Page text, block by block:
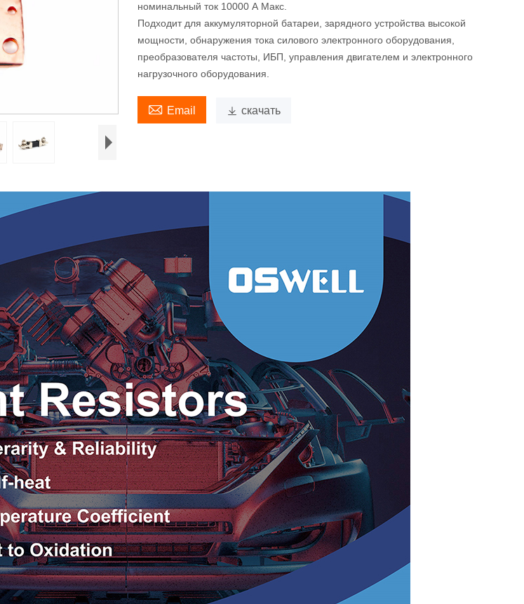
номинальный ток 10000 А Макс.
Подходит для аккумуляторной батареи, зарядного устройства высокой
мощности, обнаружения тока силового электронного оборудования,
преобразователя частоты, ИБП, управления двигателем и электронного
нагрузочного оборудования.
 Email  скачать